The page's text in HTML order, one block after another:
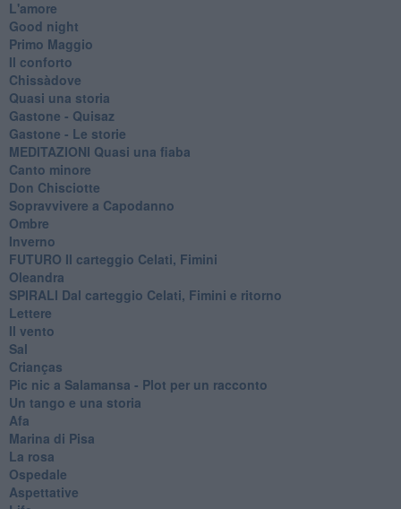
L'amore
Good night
Primo Maggio
Il conforto
Chissàdove
Quasi una storia
Gastone - Quisaz
Gastone - Le storie
MEDITAZIONI Quasi una fiaba
Canto minore
Don Chisciotte
Sopravvivere a Capodanno
Ombre
Inverno
FUTURO Il carteggio Celati, Fimini
Oleandra
SPIRALI Dal carteggio Celati, Fimini e ritorno
Lettere
Il vento
Sal
Crianças
Pic nic a Salamansa - Plot per un racconto
Un tango e una storia
Afa
Marina di Pisa
La rosa
Ospedale
Aspettative